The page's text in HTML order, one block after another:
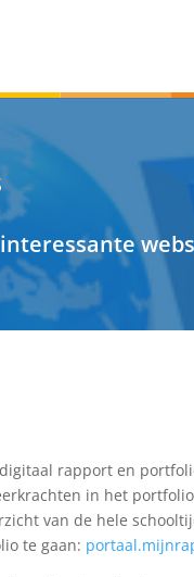
rapport en
in het
van de hele
te gaan: